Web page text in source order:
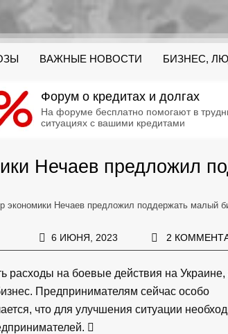
ВАЖНЫЕ НОВОСТИ БИЗНЕС,
Форум о кредитах и долгах
На форуме бесплатно помогают в
ситуациях с вашими кредитами
Нечаев предложил
экономики Нечаев предложил поддержать малый
6 ИЮНЯ, 2023 2
расходы на боевые действия на Украине,
Предпринимателям сейчас особо
что для улучшения ситуации